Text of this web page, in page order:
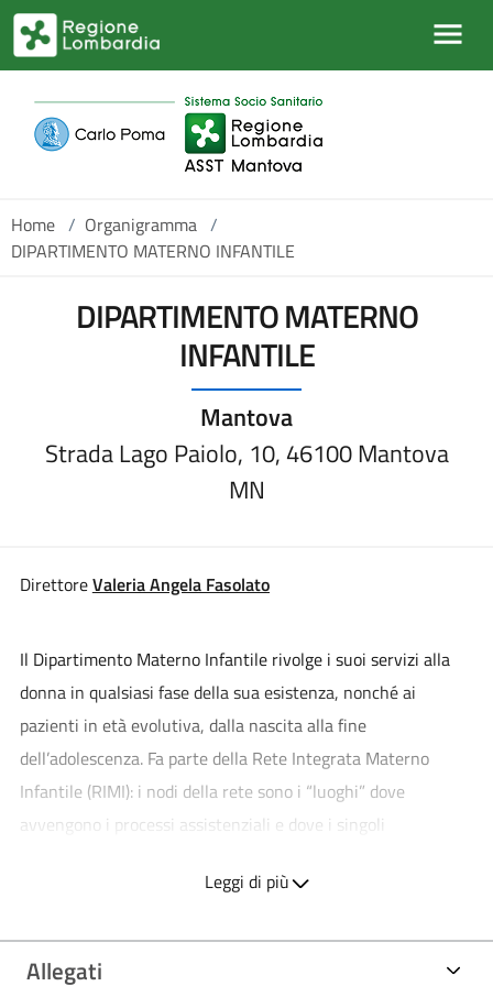
Salta al contenuto principale
Home / Organigramma /
DIPARTIMENTO MATERNO INFANTILE
DIPARTIMENTO MATERNO
INFANTILE
Mantova
Strada Lago Paiolo, 10, 46100 Mantova
MN
DirettoreValeria Angela Fasolato
Il Dipartimento Materno Infantile rivolge i suoi servizi alla
donna in qualsiasi fase della sua esistenza, nonché ai
pazienti in età evolutiva, dalla nascita alla fine
dell’adolescenza. Fa parte della Rete Integrata Materno
Infantile (RIMI): i nodi della rete sono i “luoghi” dove
avvengono i processi assistenziali e dove i singoli
coordinare le azioni rendendole sicure, efficaci ed efficienti:
Leggi di più
Allegati